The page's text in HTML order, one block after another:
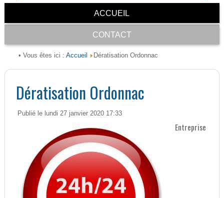
ACCUEIL
CONTACT
• Vous êtes ici : Accueil Dératisation Ordonnac
Dératisation Ordonnac
Publié le lundi 27 janvier 2020 17:33
Entreprise